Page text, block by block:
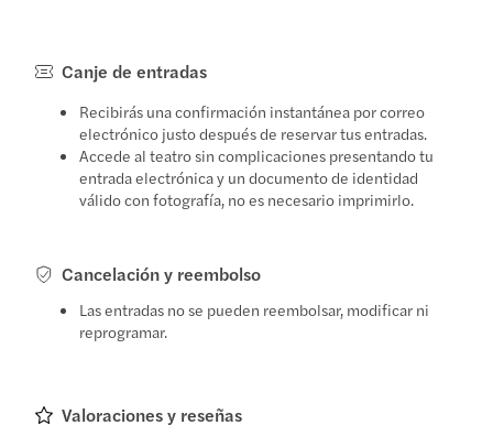
Canje de entradas
Recibirás una confirmación instantánea por correo
electrónico justo después de reservar tus entradas.
Accede al teatro sin complicaciones presentando tu
entrada electrónica y un documento de identidad
válido con fotografía, no es necesario imprimirlo.
Cancelación y reembolso
Las entradas no se pueden reembolsar, modificar ni
reprogramar.
Valoraciones y reseñas